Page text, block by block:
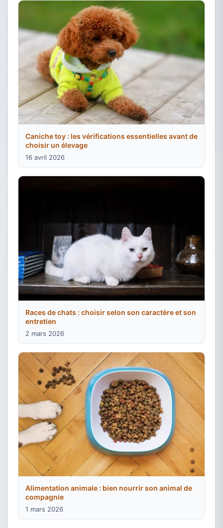
Caniche toy : les vérifications essentielles avant de
choisir un élevage
16 avril 2026
Races de chats : choisir selon son caractère et son
entretien
2 mars 2026
Alimentation animale : bien nourrir son animal de
compagnie
1 mars 2026